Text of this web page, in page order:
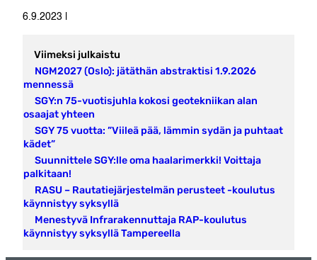
6.9.2023 |
Viimeksi julkaistu
NGM2027 (Oslo): jätäthän abstraktisi 1.9.2026
mennessä
SGY:n 75-vuotisjuhla kokosi geotekniikan alan
osaajat yhteen
SGY 75 vuotta: ”Viileä pää, lämmin sydän ja puhtaat
kädet”
Suunnittele SGY:lle oma haalarimerkki! Voittaja
palkitaan!
RASU – Rautatiejärjestelmän perusteet -koulutus
käynnistyy syksyllä
Menestyvä Infrarakennuttaja RAP-koulutus
käynnistyy syksyllä Tampereella